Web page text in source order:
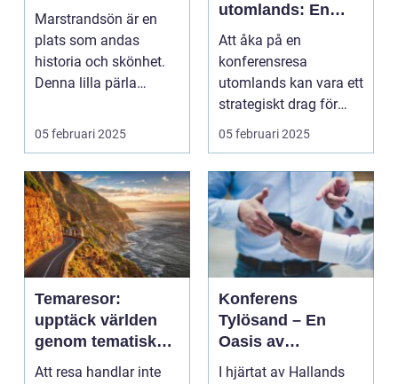
Marstrandsön är en
plats som andas
historia och skönhet.
Denna lilla pärla
05 februari 2025
utomlands: En
möjlighet för
tillväxt och
samarbete
Att åka på en
konferensresa
utomlands kan vara ett
strategiskt drag för
företa...
05 februari 2025
Temaresor:
upptäck världen
genom tematiska
upplevelser
Att resa handlar inte
Konferens
Tylösand – En
Oasis av
Möjligheter
I hjärtat av Hallands